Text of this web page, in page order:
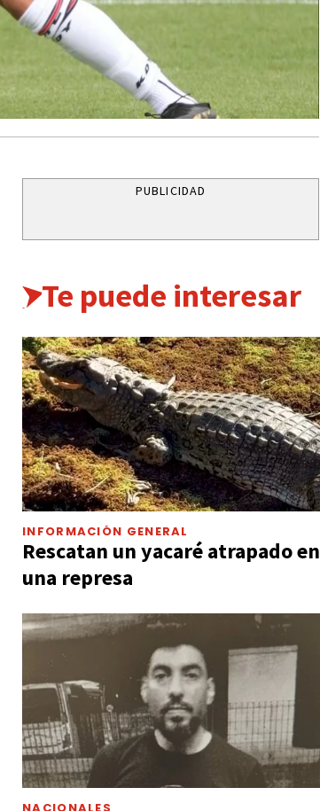
PUBLICIDAD
Te puede interesar
INFORMACIÓN GENERAL
Rescatan un yacaré atrapado en
una represa